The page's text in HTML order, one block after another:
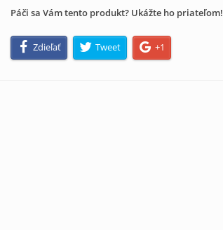
Páči sa Vám tento produkt? Ukážte ho priateľom!
Zdieľať Tweet +1